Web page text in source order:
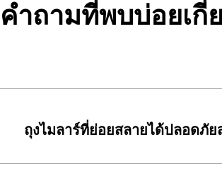
คำถามที่พบบ่อยเ
ถุงไมลาร์ที่ย่อยสลายได้ปลอดภั